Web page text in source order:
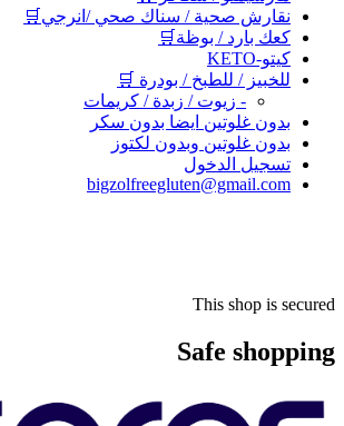
نقارش صحية / سناك صحي /انرجي🛒
كعك بارد / بوظة🛒
كيتو-KETO
للخبيز / للطبخ / بودرة 🛒
- زيوت / زبدة / كريمات
بدون غلوتين ايضا بدون سكر
بدون غلوتين وبدون لكتوز
تسجيل الدخول
bigzolfreegluten@gmail.com
This shop is secured
Safe shopping